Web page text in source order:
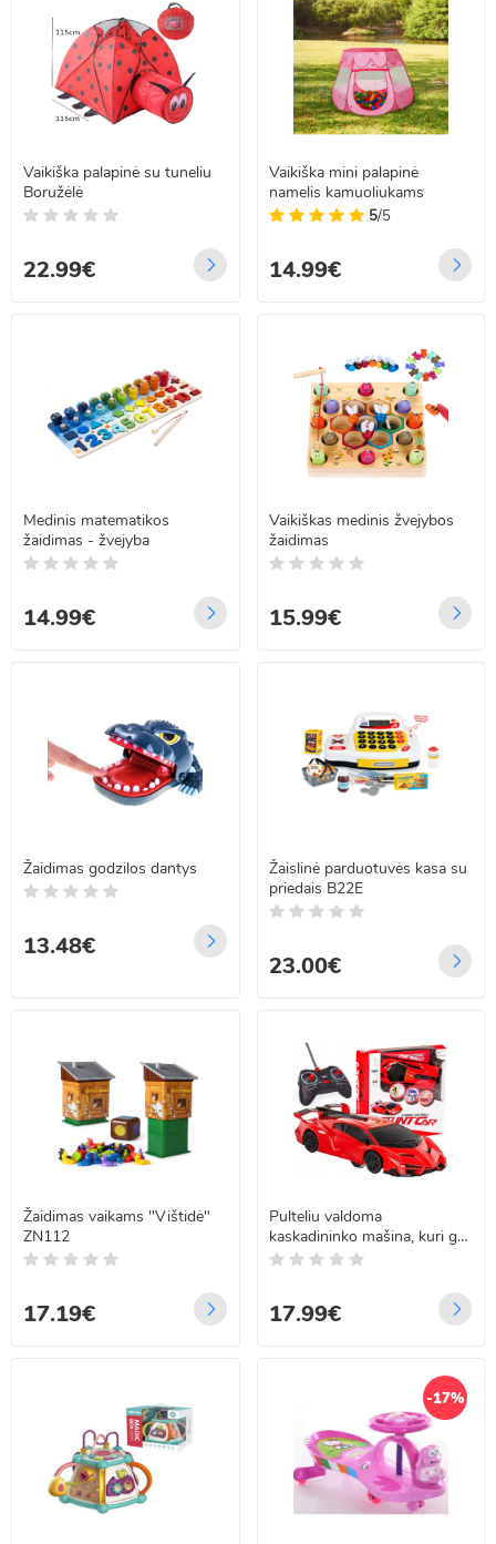
Vaikiška palapinė su tuneliu
Boružėlė
22.99€
Vaikiška mini palapinė
namelis kamuoliukams
5/5
14.99€
Medinis matematikos
žaidimas - žvejyba
14.99€
Vaikiškas medinis žvejybos
žaidimas
15.99€
Žaidimas godzilos dantys
13.48€
Žaislinė parduotuvės kasa su
priedais B22E
23.00€
Žaidimas vaikams "Vištidė"
ZN112
17.19€
Pulteliu valdoma
kaskadininko mašina, kuri gali
važiuoti sienomis - raudona
17.99€
-17%